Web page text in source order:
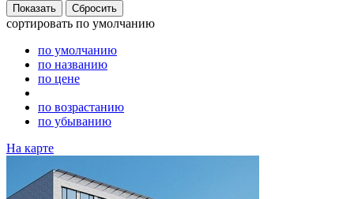
сортировать по умолчанию
по умолчанию
по названию
по цене
по возрастанию
по убыванию
На карте